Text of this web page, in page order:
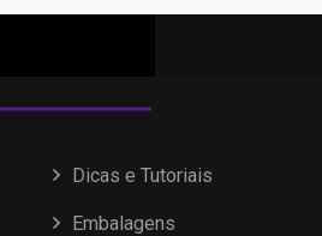
Dicas e Tutoriais
Embalagens